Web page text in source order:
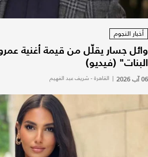
أخبار النجوم
وائل جسار يقلّل من قيمة أغنية
البنات" (فيديو)
06 آب 2026 | القاهرة - شريف عبد الفهيم